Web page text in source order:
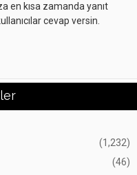
en kısa zamanda yanıt
cevap versin.
(1,232)
(46)